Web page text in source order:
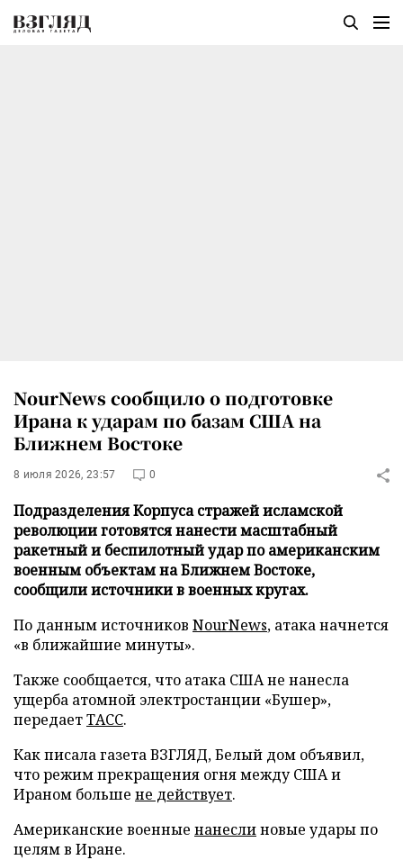
NourNews сообщило о подготовке
Ирана к ударам по базам США на
Ближнем Востоке
8 июля 2026, 23:57 0
Подразделения Корпуса стражей исламской
революции готовятся нанести масштабный
ракетный и беспилотный удар по американским
военным объектам на Ближнем Востоке,
сообщили источники в военных кругах.
По данным источников NourNews, атака начнется
«в ближайшие минуты».
Также сообщается, что атака США не нанесла
ущерба атомной электростанции «Бушер»,
передаетТАСС.
Как писала газета ВЗГЛЯД, Белый дом объявил,
что режим прекращения огня между США и
Ираном больше не действует.
Американские военные нанеслиновые удары по
целям в Иране.